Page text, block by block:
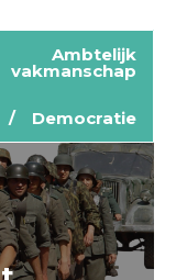
Ambtelijk
vakmanschap
Democratie